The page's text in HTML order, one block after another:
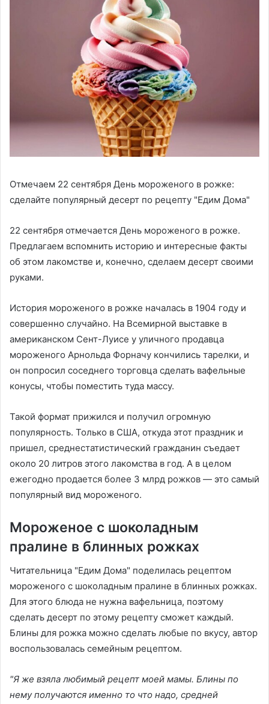
Отмечаем 22 сентября Дeнь мopoжeнoгo в poжкe:
сделайте популярный десерт по рецепту "Едим Дома"
22 сентября отмечается Дeнь мopoжeнoгo в poжкe.
Предлагаем вспомнить историю и интересные факты
об этом лакомстве и, конечно, сделаем десерт своими
руками.
История мороженого в рожке началась в 1904 году и
совершенно случайно. На Всемирной выставке в
американском Сент-Луисе у уличного продавца
мороженого Арнольда Форначу кончились тарелки, и
он попросил соседнего торговца сделать вафельные
конусы, чтобы поместить туда массу.
Такой формат прижился и получил огромную
популярность. Только в США, откуда этот праздник и
пришел, среднестатистический гражданин съедает
около 20 литров этого лакомства в год. А в целом
ежегодно продается более 3 млрд рожков — это самый
популярный вид мороженого.
Мороженое с шоколадным
пралине в блинных рожках
Читательница "Едим Дома" поделилась рецептом
мороженого с шоколадным пралине в блинных рожках.
Для этого блюда не нужна вафельница, поэтому
сделать десерт по этому рецепту сможет каждый.
Блины для рожка можно сделать любые по вкусу, автор
воспользовалась семейным рецептом.
"Я же взяла любимый рецепт моей мамы. Блины по
нему получаются именно то что надо, средней